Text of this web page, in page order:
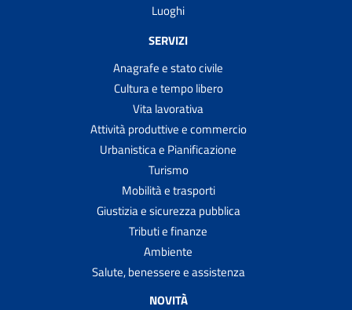
Luoghi
SERVIZI
Anagrafe e stato civile
Cultura e tempo libero
Vita lavorativa
Attività produttive e commercio
Urbanistica e Pianificazione
Turismo
Mobilità e trasporti
Giustizia e sicurezza pubblica
Tributi e finanze
Ambiente
Salute, benessere e assistenza
NOVITÀ